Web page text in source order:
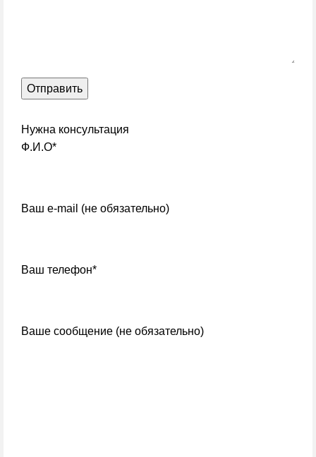
Нужна консультация
Ф.И.О*
Ваш e-mail (не обязательно)
Ваш телефон*
Ваше сообщение (не обязательно)